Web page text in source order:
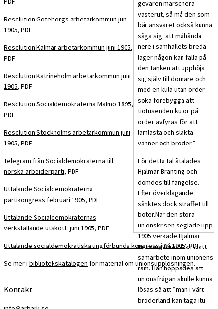
gevären marschera
västerut, så må den som
bär ansvaret också kunna
säga sig, att måhända
nere i samhällets breda
lager någon kan falla på
den tanken att upphöja
sig själv till domare och
med en kula utan order
söka förebygga att
tiotusenden kulor på
order avfyras för att
lämlästa och slakta
vänner och bröder.”
För detta tal åtalades
Hjalmar Branting och
dömdes till fängelse.
Efter överklagande
sänktes dock straffet till
böter.När den stora
unionskrisen seglade upp
1905 verkade Hjalmar
Branting för ett fortsatt
samarbete inom unionens
ram. Han hoppades att
unionsfrågan skulle kunna
lösas så att ”man i vårt
broderland kan taga itu
Resolution Göteborgs arbetarkommun juni
1905, PDF
Resolution Kalmar arbetarkommun juni 1905,
PDF
Resolution Katrineholm arbetarkommun juni
1905, PDF
Resolution Socialdemokraterna Malmö 1895,
PDF
Resolution Stockholms arbetarkommun juni
1905, PDF
Telegram från Socialdemokraterna till
norska arbeiderparti, PDF
Uttalande Socialdemokraterna
partikongress februari 1905, PDF
Uttalande Socialdemokraternas
verkställande utskott juni 1905, PDF
Uttalande socialdemokratiska ungförbunds kongress juni 1905, PDF
Se mer i bibliotekskatalogen för material om unionsupplösningen.
Kontakt